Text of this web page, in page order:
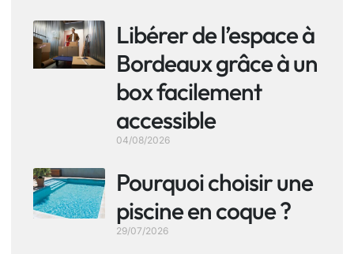
Libérer de l’espace à
Bordeaux grâce à un
box facilement
accessible
04/08/2026
Pourquoi choisir une
piscine en coque ?
29/07/2026